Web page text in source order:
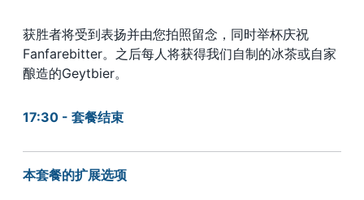
获胜者将受到表扬并由您拍照留念，同时举杯庆祝
Fanfarebitter。之后每人将获得我们自制的冰茶或自家
酿造的Geytbier。
17:30 - 套餐结束
本套餐的扩展选项